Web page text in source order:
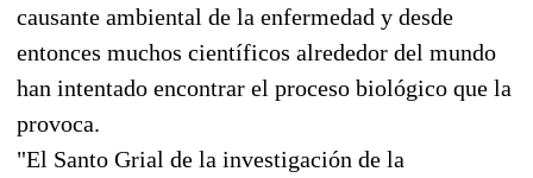
causante ambiental de la enfermedad y desde
entonces muchos científicos alrededor del mundo
han intentado encontrar el proceso biológico que la
provoca.
"El Santo Grial de la investigación de la